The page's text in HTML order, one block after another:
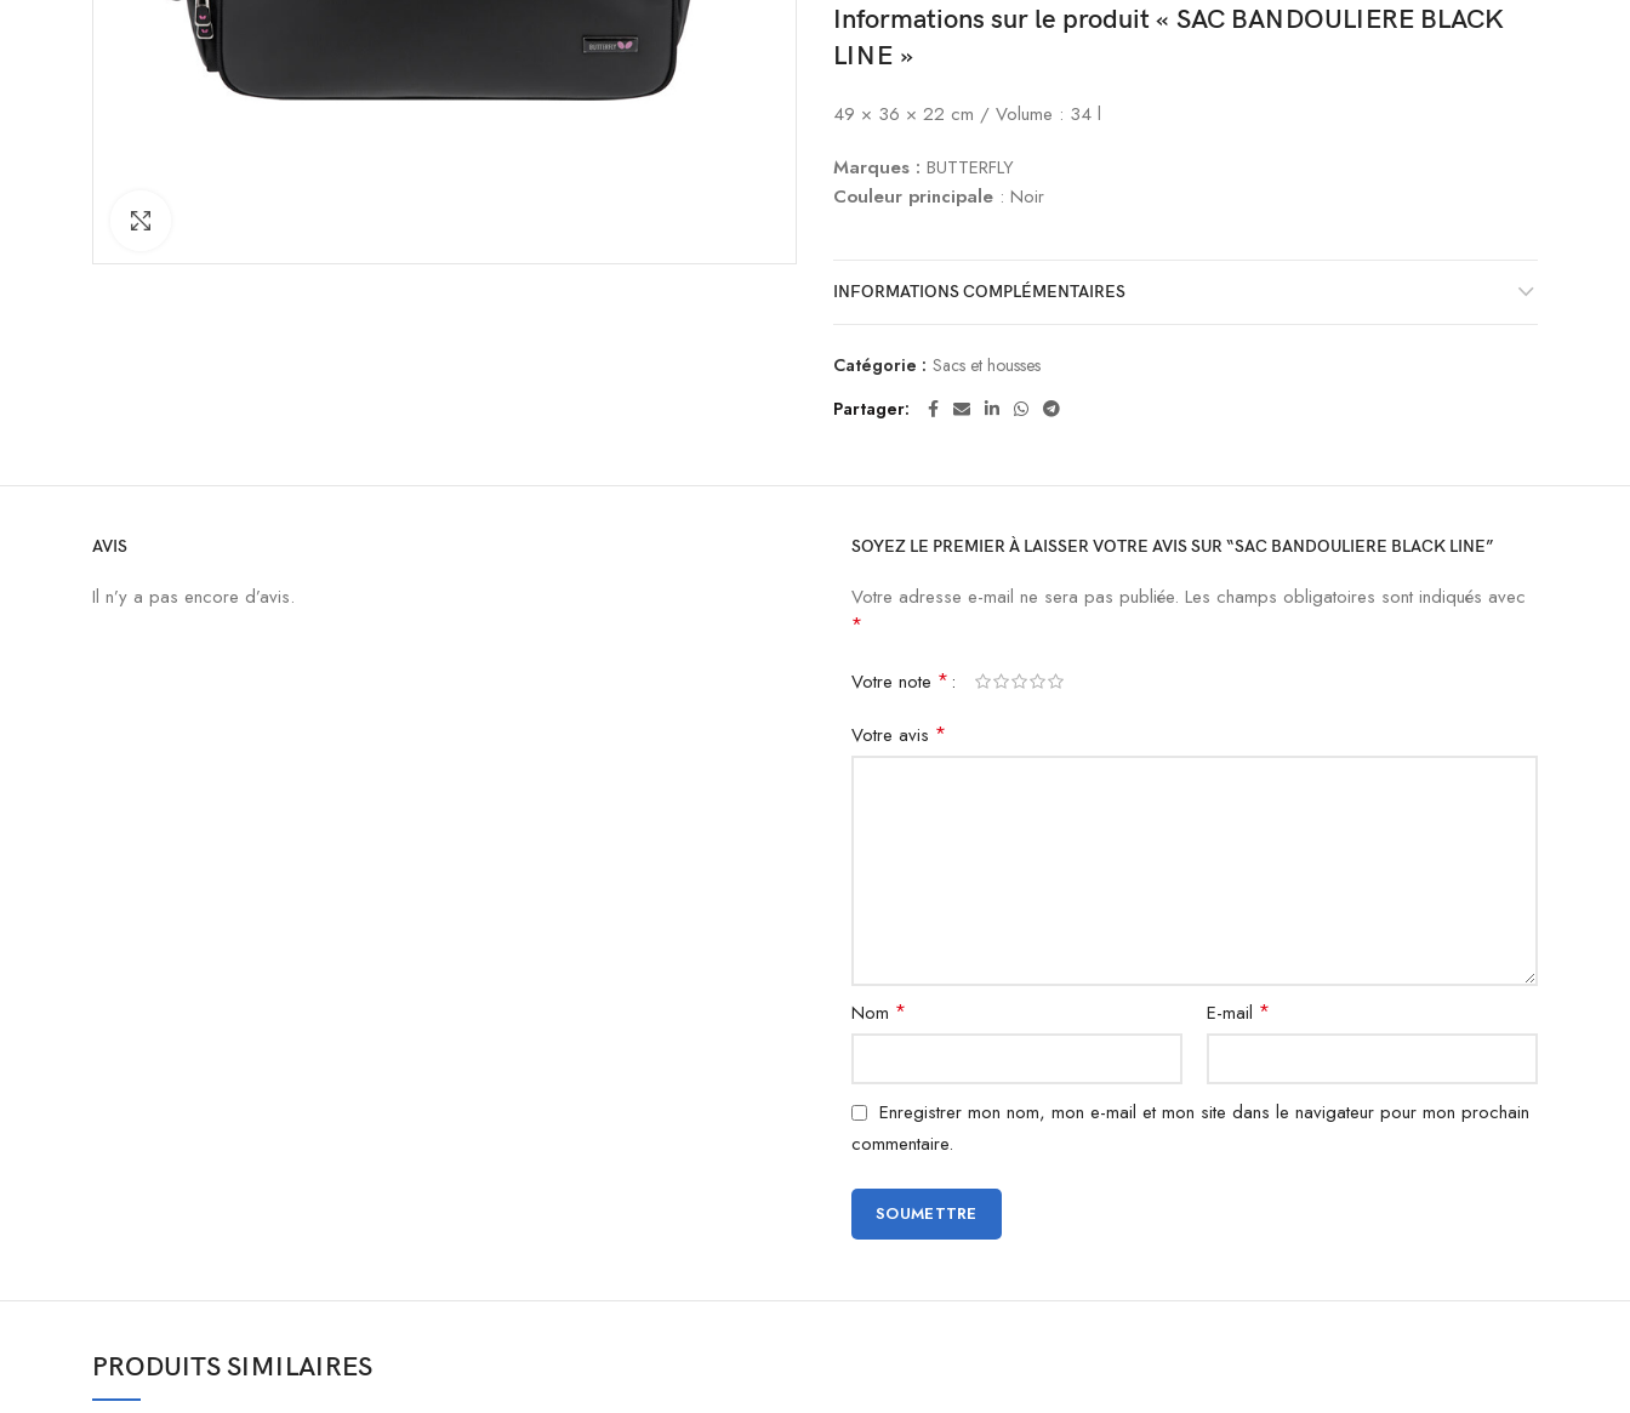
Informations sur le produit « SAC BANDOULIERE BLACK
LINE »
49 × 36 × 22 cm / Volume : 34 l
Marques : BUTTERFLY
Couleur principale : Noir
INFORMATIONS COMPLÉMENTAIRES
Catégorie : Sacs et housses
Partager
AVIS
Il n’y a pas encore d’avis.
SOYEZ LE PREMIER À LAISSER VOTRE AVIS SUR “SAC BANDOULIERE BLACK LINE”
Votre adresse e-mail ne sera pas publiée. Les champs obligatoires sont indiqués avec
*
Votre note *
Votre avis *
Nom * E-mail *
Enregistrer mon nom, mon e-mail et mon site dans le navigateur pour mon prochain
commentaire.
PRODUITS SIMILAIRES